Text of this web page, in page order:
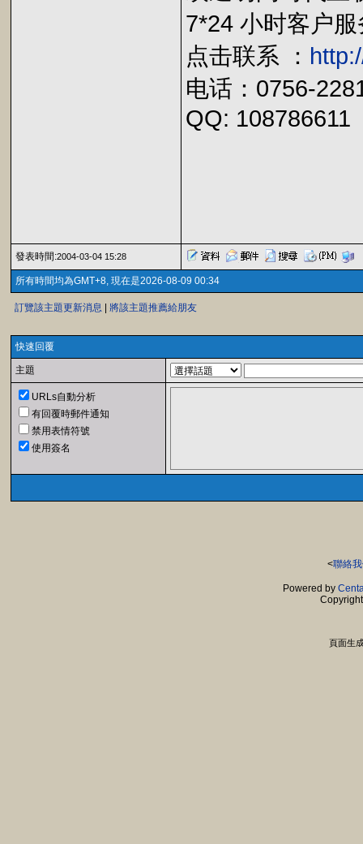
7*24 小时客户
点击联系 ：
电话：0756-
QQ: 108786611
發表時間:2004-03-04 15:28
所有時間均為GMT+8, 現在是2026-08-09 00:34
訂覽該主題更新消息 將該主題推薦給朋友
快速回覆
主題
URLs自動分析
有回覆時郵件通知
禁用表情符號
使用簽名
<聯絡
Powered by
頁面生